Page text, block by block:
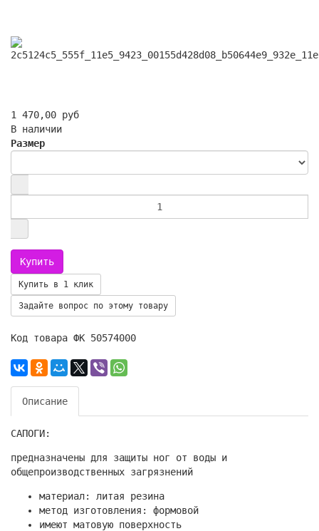
1 470,00 руб
В наличии
Размер
Купить в 1 клик
Задайте вопрос по этому товару
Код товара ФК 50574000
Описание
САПОГИ:
предназначены для защиты ног от воды и
общепроизводственных загрязнений
материал: литая резина
метод изготовления: формовой
имеют матовую поверхность